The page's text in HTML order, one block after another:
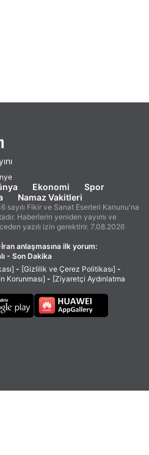
Ekonomi
Spor
Namaz Vakitleri
sayılı Fikir ve Sanat Eserleri Kanunu'na
Haberlerin yeniden yayımı ve
yazılı izin gerektirir. 7.08.2026
anlaşmasına ilk yorum:
- Son Dakika
- [Gizlilik ve Çerez Politikası] -
Korunması] - [Ziyaretçi Aydınlatma